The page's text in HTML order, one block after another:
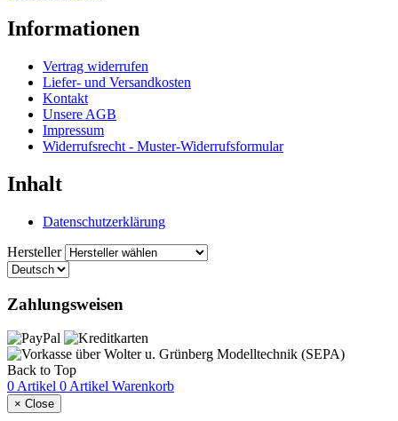
Informationen
Vertrag widerrufen
Liefer- und Versandkosten
Kontakt
Unsere AGB
Impressum
Widerrufsrecht - Muster-Widerrufsformular
Inhalt
Datenschutzerklärung
Hersteller
Zahlungsweisen
Back to Top
0 Artikel 0 Artikel Warenkorb
× Close